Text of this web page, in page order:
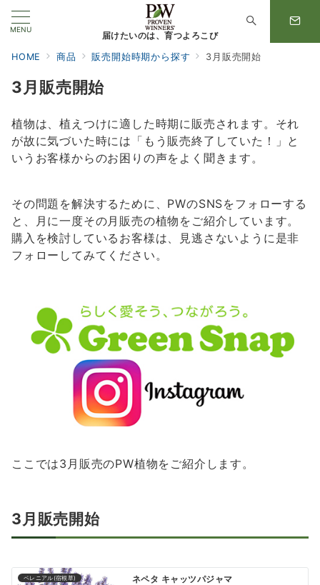
MENU
届けたいのは、育つよろこび
HOME 商品 販売開始時期から探す 3月販売開始
3月販売開始
植物は、植えつけに適した時期に販売されます。それ
が故に気づいた時には「もう販売終了していた！」と
いうお客様からのお困りの声をよく聞きます。
その問題を解決するために、PWのSNSをフォローする
と、月に一度その月販売の植物をご紹介しています。
購入を検討しているお客様は、見逃さないように是非
フォローしてみてください。
ここでは3月販売のPW植物をご紹介します。
3月販売開始
ペレニアル(宿根草) ネペタ キャッツパジャマ